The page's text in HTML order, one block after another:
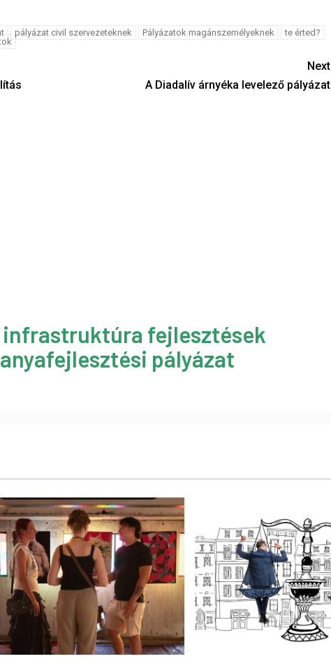
pályázat civil szervezeteknek Pályázatok magánszemélyeknek
te érted?
Next
A Diadalív árnyéka levelező pályázat
infrastruktúra fejlesztések
pályázat